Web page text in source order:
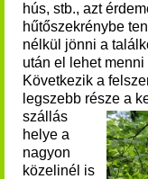
hús, stb., azt
hűtőszekrénybe
nélkül jönni a
után el lehet
Következik a
legszebb része a
szállás
helye a
nagyon
közelinél is